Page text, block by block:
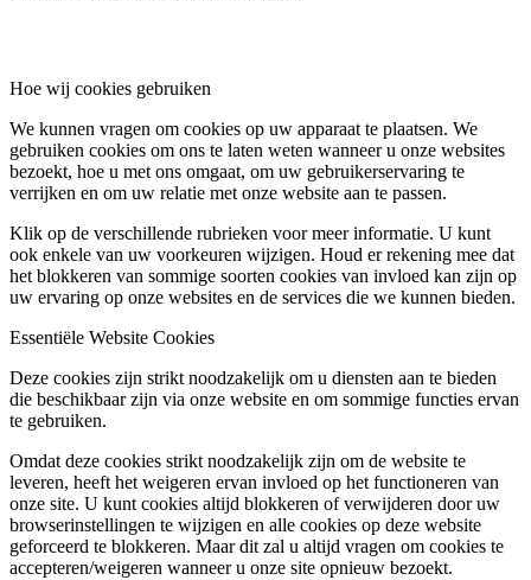
Hoe wij cookies gebruiken
We kunnen vragen om cookies op uw apparaat te plaatsen. We
gebruiken cookies om ons te laten weten wanneer u onze websites
bezoekt, hoe u met ons omgaat, om uw gebruikerservaring te
verrijken en om uw relatie met onze website aan te passen.
Klik op de verschillende rubrieken voor meer informatie. U kunt
ook enkele van uw voorkeuren wijzigen. Houd er rekening mee dat
het blokkeren van sommige soorten cookies van invloed kan zijn op
uw ervaring op onze websites en de services die we kunnen bieden.
Essentiële Website Cookies
Deze cookies zijn strikt noodzakelijk om u diensten aan te bieden
die beschikbaar zijn via onze website en om sommige functies ervan
te gebruiken.
Omdat deze cookies strikt noodzakelijk zijn om de website te
leveren, heeft het weigeren ervan invloed op het functioneren van
onze site. U kunt cookies altijd blokkeren of verwijderen door uw
browserinstellingen te wijzigen en alle cookies op deze website
geforceerd te blokkeren. Maar dit zal u altijd vragen om cookies te
accepteren/weigeren wanneer u onze site opnieuw bezoekt.